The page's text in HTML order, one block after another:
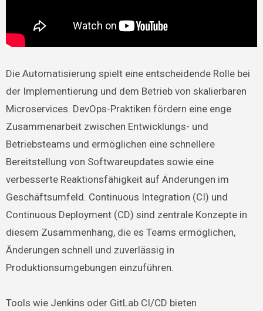
Die Automatisierung spielt eine entscheidende Rolle bei
der Implementierung und dem Betrieb von skalierbaren
Microservices. DevOps-Praktiken fördern eine enge
Zusammenarbeit zwischen Entwicklungs- und
Betriebsteams und ermöglichen eine schnellere
Bereitstellung von Softwareupdates sowie eine
verbesserte Reaktionsfähigkeit auf Änderungen im
Geschäftsumfeld. Continuous Integration (CI) und
Continuous Deployment (CD) sind zentrale Konzepte in
diesem Zusammenhang, die es Teams ermöglichen,
Änderungen schnell und zuverlässig in
Produktionsumgebungen einzuführen.
Tools wie Jenkins oder GitLab CI/CD bieten